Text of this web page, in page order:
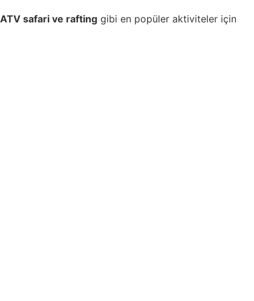
safari ve rafting gibi en popüler aktiviteler için